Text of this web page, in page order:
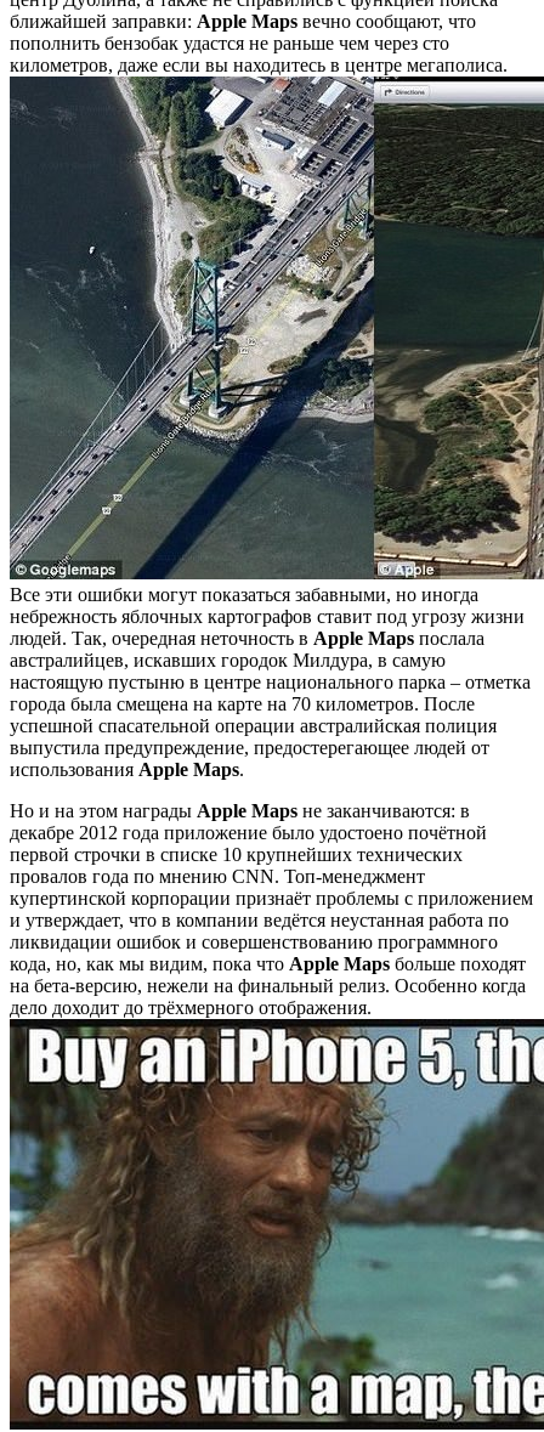
ближайшей заправки: Apple Maps вечно сообщают, что
пополнить бензобак удастся не раньше чем через сто
километров, даже если вы находитесь в центре мегаполиса.
Все эти ошибки могут показаться забавными, но иногда
небрежность яблочных картографов ставит под угрозу жизни
людей. Так, очередная неточность в Apple Maps послала
австралийцев, искавших городок Милдура, в самую
настоящую пустыню в центре национального парка – отметка
города была смещена на карте на 70 километров. После
успешной спасательной операции австралийская полиция
выпустила предупреждение, предостерегающее людей от
использования Apple Maps.
Но и на этом награды Apple Maps не заканчиваются: в
декабре 2012 года приложение было удостоено почётной
первой строчки в списке 10 крупнейших технических
провалов года по мнению CNN. Топ-менеджмент
купертинской корпорации признаёт проблемы с приложением
и утверждает, что в компании ведётся неустанная работа по
ликвидации ошибок и совершенствованию программного
кода, но, как мы видим, пока что Apple Maps больше походят
на бета-версию, нежели на финальный релиз. Особенно когда
дело доходит до трёхмерного отображения.